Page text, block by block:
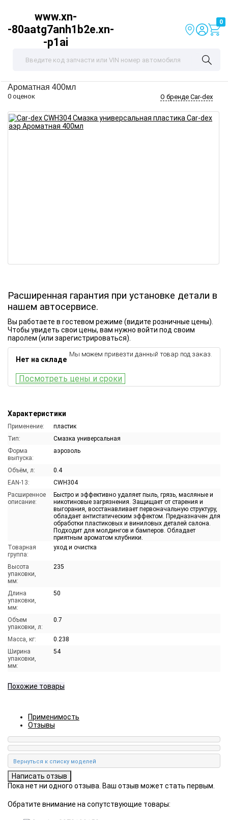
www.xn-
-80aatg7anh1b2e.xn-
-p1ai
0
Car-dexCWH304
Ароматная 400мл
0 оценок О бренде Car-dex
Расширенная гарантия при установке детали в
нашем автосервисе.
Характеристики
Применение:
пластик
Тип:
Смазка универсальная
Форма
выпуска:
аэрозоль
Объём, л:
0.4
EAN-13:
CWH304
Расширенное
описание:
Быстро и эффективно удаляет пыль, грязь, масляные и
никотиновые загрязнения. Защищает от старения и
выгорания, восстанавливает первоначальную структуру,
обладает антистатическим эффектом. Предназначен для
обработки пластиковых и виниловых деталей салона.
Подходит для молдингов и бамперов. Обладает
приятным ароматом клубники.
Товарная
группа:
уход и очистка
Высота
упаковки,
мм:
235
Длина
упаковки,
мм:
50
Объем
упаковки, л:
0.7
Масса, кг:
0.238
Ширина
упаковки,
мм:
54
Вы работаете в гостевом режиме (видите розничные цены).
Чтобы увидеть свои цены, вам нужно войти под своим
паролем (или зарегистрироваться).
Нет на складе
Мы можем привезти данный товар под заказ.
Посмотреть цены и сроки
Похожие товары
Применимость
Отзывы
Пока нет ни одного отзыва. Ваш отзыв может стать первым.
Обратите внимание на сопутствующие товары: